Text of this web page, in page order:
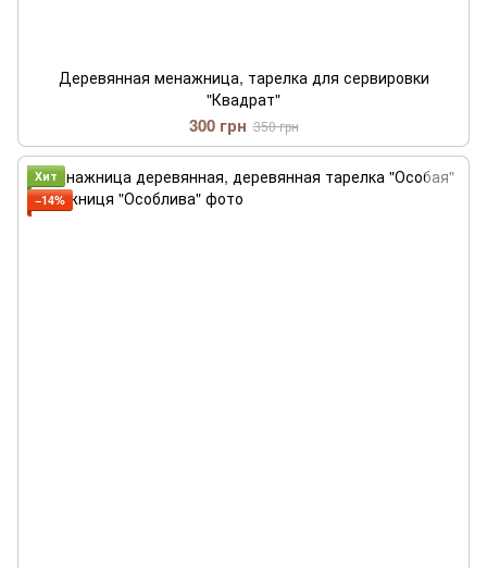
Деревянная менажница, тарелка для сервировки
"Квадрат"
300 грн 350 грн
Хит
−14%